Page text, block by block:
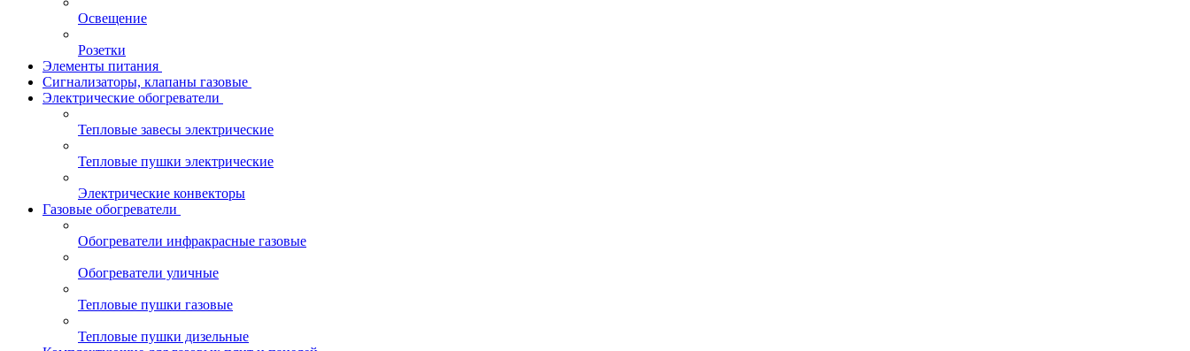
Освещение
Розетки
Элементы питания
Сигнализаторы, клапаны газовые
Электрические обогреватели
Тепловые завесы электрические
Тепловые пушки электрические
Электрические конвекторы
Газовые обогреватели
Обогреватели инфракрасные газовые
Обогреватели уличные
Тепловые пушки газовые
Тепловые пушки дизельные